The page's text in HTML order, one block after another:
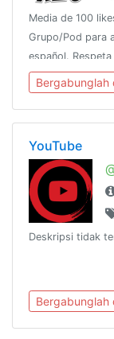
Media de 100
Grupo/Pod para
español.
resultados 😍.
más facil. Para
Bergabunglah
YouTube
Deskripsi tidak
Bergabunglah